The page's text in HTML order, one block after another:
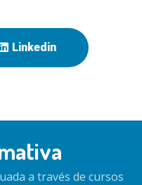
Linkedin
a través de cursos